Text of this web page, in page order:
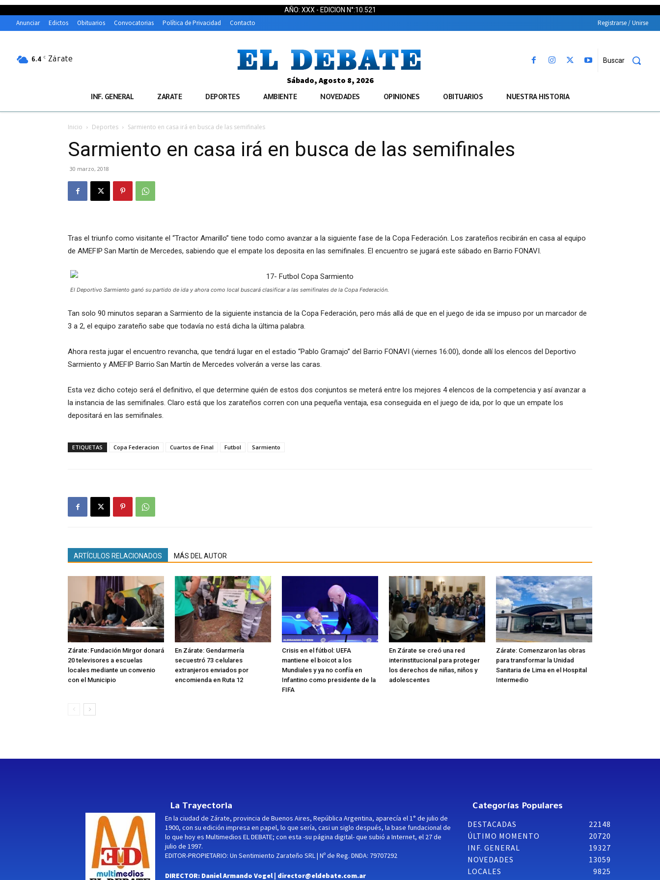
AÑO: XXX - EDICION N°:10.521
Anunciar Edictos Obituarios Convocatorias Política de Privacidad Contacto Registrarse / Unirse
6.4 C Zárate Buscar
Sábado, Agosto 8, 2026
INF. GENERAL ZARATE DEPORTES AMBIENTE NOVEDADES OPINIONES OBITUARIOS NUESTRA HISTORIA
Inicio Deportes Sarmiento en casa irá en busca de las semifinales
Sarmiento en casa irá en busca de las semifinales
30 marzo, 2018
Tras el triunfo como visitante el “Tractor Amarillo” tiene todo como avanzar a la siguiente fase de la Copa Federación. Los zarateños recibirán en casa al equipo
de AMEFIP San Martín de Mercedes, sabiendo que el empate los deposita en las semifinales. El encuentro se jugará este sábado en Barrio FONAVI.
El Deportivo Sarmiento ganó su partido de ida y ahora como local buscará clasificar a las semifinales de la Copa Federación.
Tan solo 90 minutos separan a Sarmiento de la siguiente instancia de la Copa Federación, pero más allá de que en el juego de ida se impuso por un marcador de
3 a 2, el equipo zarateño sabe que todavía no está dicha la última palabra.
Ahora resta jugar el encuentro revancha, que tendrá lugar en el estadio “Pablo Gramajo” del Barrio FONAVI (viernes 16:00), donde allí los elencos del Deportivo
Sarmiento y AMEFIP Barrio San Martín de Mercedes volverán a verse las caras.
Esta vez dicho cotejo será el definitivo, el que determine quién de estos dos conjuntos se meterá entre los mejores 4 elencos de la competencia y así avanzar a
la instancia de las semifinales. Claro está que los zarateños corren con una pequeña ventaja, esa conseguida en el juego de ida, por lo que un empate los
depositará en las semifinales.
ETIQUETAS Copa Federacion Cuartos de Final Futbol Sarmiento
ARTÍCULOS RELACIONADOS MÁS DEL AUTOR
Zárate: Fundación Mirgor donará
20 televisores a escuelas
locales mediante un convenio
con el Municipio
En Zárate: Gendarmería
secuestró 73 celulares
extranjeros enviados por
encomienda en Ruta 12
Crisis en el fútbol: UEFA
mantiene el boicot a los
Mundiales y ya no confía en
Infantino como presidente de la
FIFA
En Zárate se creó una red
interinstitucional para proteger
los derechos de niñas, niños y
adolescentes
Zárate: Comenzaron las obras
para transformar la Unidad
Sanitaria de Lima en el Hospital
Intermedio
La Trayectoria
En la ciudad de Zárate, provincia de Buenos Aires, República Argentina, aparecía el 1° de julio de
1900, con su edición impresa en papel, lo que sería, casi un siglo después, la base fundacional de
lo que hoy es Multimedios EL DEBATE; con esta -su página digital- que subió a Internet, el 27 de
julio de 1997.
EDITOR-PROPIETARIO: Un Sentimiento Zarateño SRL | Nº de Reg. DNDA: 79707292
DIRECTOR: Daniel Armando Vogel | director@eldebate.com.ar
Categorías Populares
DESTACADAS
22148
ÚLTIMO MOMENTO
20720
INF. GENERAL
19327
NOVEDADES
13059
LOCALES
9825